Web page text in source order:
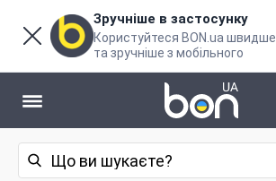
Зручніше в застосунку
Користуйтеся BON.ua швидше
та зручніше з мобільного